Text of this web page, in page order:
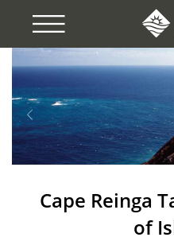
Previous
Cape Reinga
of